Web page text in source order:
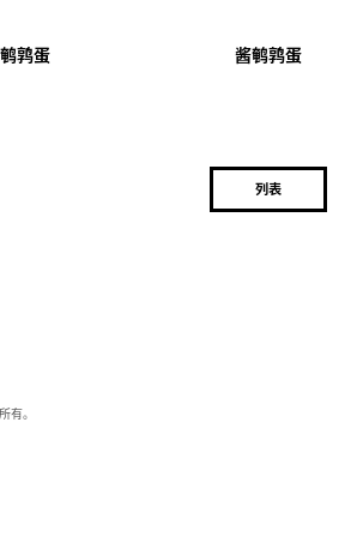
鹑蛋 酱鹌鹑蛋
列表
有。